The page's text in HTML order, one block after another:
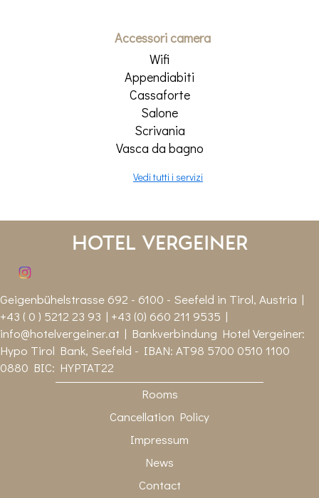
Accessori camera
Wifi
Appendiabiti
Cassaforte
Salone
Scrivania
Vasca da bagno
Vedi tutti i servizi
Hotel Vergeiner
Geigenbühelstrasse 692 - 6100 - Seefeld in Tirol, Austria |
+43 ( 0 ) 5212 23 93 | +43 (0) 660 211 9535 |
info@hotelvergeiner.at | Bankverbindung Hotel Vergeiner:
Hypo Tirol Bank, Seefeld - IBAN: AT98 5700 0510 1100
0880 BIC: HYPTAT22
Rooms
Cancellation Policy
Impressum
News
Contact